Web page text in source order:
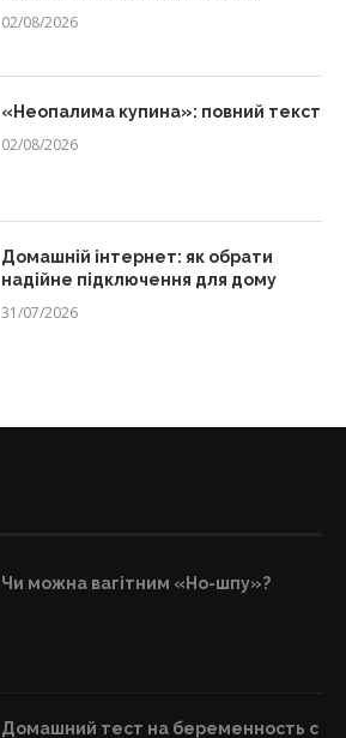
02/08/2026
«Неопалима купина»: повний текст
02/08/2026
Домашній інтернет: як обрати
надійне підключення для дому
31/07/2026
Чи можна вагітним «Но-шпу»?
Домашний тест на беременность с